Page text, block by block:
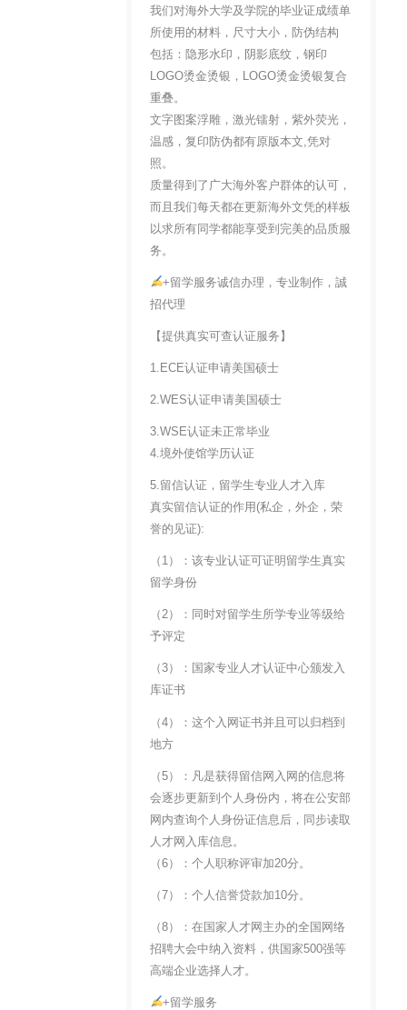
我们对海外大学及学院的毕业证成绩单
所使用的材料，尺寸大小，防伪结构
包括：隐形水印，阴影底纹，钢印
LOGO烫金烫银，LOGO烫金烫银复合
重叠。
文字图案浮雕，激光镭射，紫外荧光，
温感，复印防伪都有原版本文,凭对
照。
质量得到了广大海外客户群体的认可，
而且我们每天都在更新海外文凭的样板
以求所有同学都能享受到完美的品质服
务。
+留学服务诚信办理，专业制作，誠
招代理
【提供真实可查认证服务】
1.ECE认证申请美国硕士
2.WES认证申请美国硕士
3.WSE认证未正常毕业
4.境外使馆学历认证
5.留信认证，留学生专业人才入库
真实留信认证的作用(私企，外企，荣
誉的见证):
（1）：该专业认证可证明留学生真实
留学身份
（2）：同时对留学生所学专业等级给
予评定
（3）：国家专业人才认证中心颁发入
库证书
（4）：这个入网证书并且可以归档到
地方
（5）：凡是获得留信网入网的信息将
会逐步更新到个人身份内，将在公安部
网内查询个人身份证信息后，同步读取
人才网入库信息。
（6）：个人职称评审加20分。
（7）：个人信誉贷款加10分。
（8）：在国家人才网主办的全国网络
招聘大会中纳入资料，供国家500强等
高端企业选择人才。
+留学服务